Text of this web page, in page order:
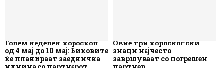
Голем неделен хороскоп
од 4 мај до 10 мај: Биковите
ќе планираат заедничка
иднина со партнерот
Овие три хороскопски
знаци најчесто
завршуваат со погрешен
партнер